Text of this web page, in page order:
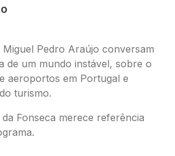
Miguel Pedro Araújo conversam
de um mundo instável, sobre o
aeroportos em Portugal e
turismo.
Fonseca merece referência